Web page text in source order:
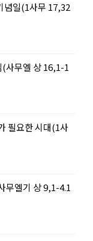
념일(1사무 17,32
(사무엘 상 16,1-1
필요한 시대(1사
무엘기 상 9,1-4.1